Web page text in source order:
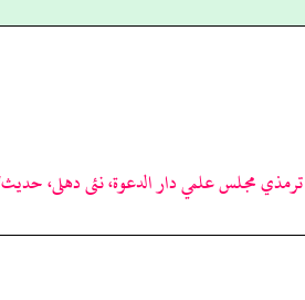
مجلس علمي دار الدعوة، نئى دهلى، حدیث/